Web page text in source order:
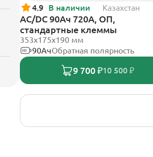
4.9 В наличии Казахстан
AC/DC 90Ач 720А, ОП,
стандартные клеммы
353х175х190 мм
90АчОбратная полярность
9 700 ₽10 500 ₽